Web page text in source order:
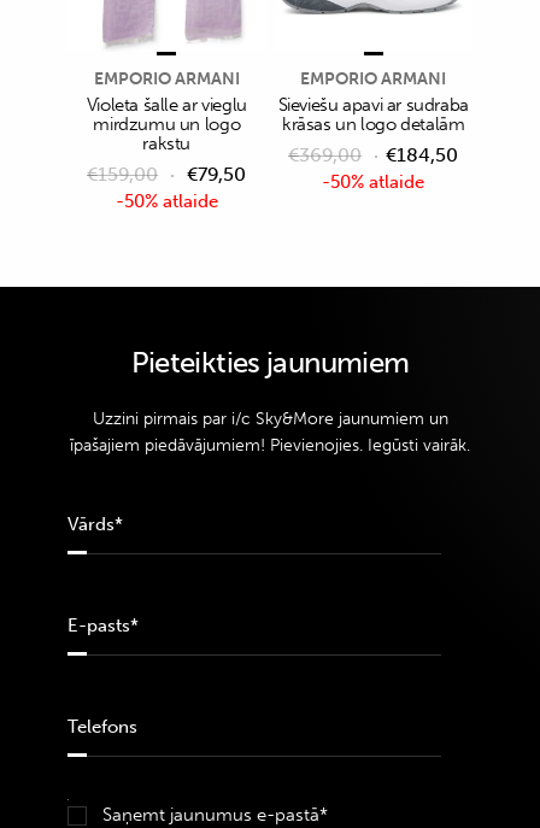
-50% atlaide
EMPORIO ARMANI
Violeta šalle ar vieglu
mirdzumu un logo
rakstu
€159,00 €79,50 -50% atlaide
EMPORIO ARMANI
Sieviešu apavi ar sudraba
krāsas un logo detalām
€369,00 €184,50
Pieteikties jaunumiem
Uzzini pirmais par i/c Sky&More jaunumiem un
īpašajiem piedāvājumiem! Pievienojies. Iegūsti vairāk.
Saņemt jaunumus e-pastā*